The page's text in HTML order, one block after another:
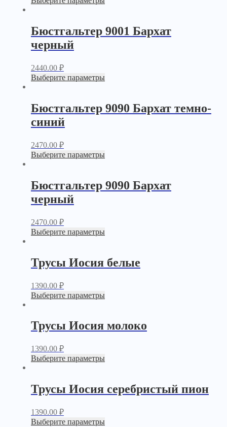
Бюстгальтер 9001 Бархат
черный
2440.00 ₽
Выберите параметры
Бюстгальтер 9090 Бархат темно-
синий
2470.00 ₽
Выберите параметры
Бюстгальтер 9090 Бархат
черный
2470.00 ₽
Выберите параметры
Трусы Иосия белые
1390.00 ₽
Выберите параметры
Трусы Иосия молоко
1390.00 ₽
Выберите параметры
Трусы Иосия серебристый пион
1390.00 ₽
Выберите параметры